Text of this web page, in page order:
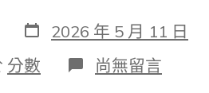
發
表
日
期
2026 年 5 月 11 日
分數 在
〈多
尚無留言